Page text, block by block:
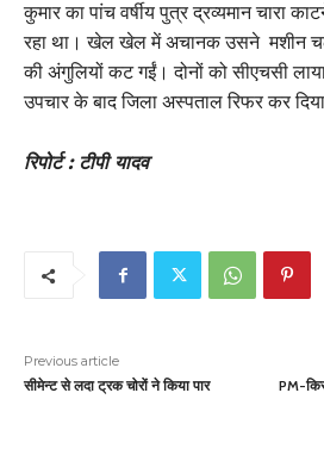
कुमार का पांच वर्षीय पुत्र द्रव्यमान चारा
रहा था। खेल खेल में अचानक उसने मशीन
की अंगुलियों कट गईं। दोनों को सीएचसी
उपचार के बाद जिला अस्पताल रिफर कर
रिपोर्ट : टीपी यादव
Previous article
सीमेन्ट से लदा ट्रक चोरों ने किया पार
PM-